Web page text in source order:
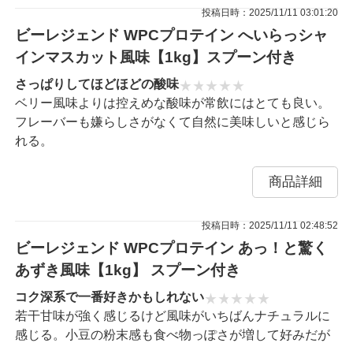
投稿日時：2025/11/11 03:01:20
ビーレジェンド WPCプロテイン へいらっシャ
インマスカット風味【1kg】スプーン付き
さっぱりしてほどほどの酸味
ベリー風味よりは控えめな酸味が常飲にはとても良い。
フレーバーも嫌らしさがなくて自然に美味しいと感じら
れる。
商品詳細
投稿日時：2025/11/11 02:48:52
ビーレジェンド WPCプロテイン あっ！と驚く
あずき風味【1kg】 スプーン付き
コク深系で一番好きかもしれない
若干甘味が強く感じるけど風味がいちばんナチュラルに
感じる。小豆の粉末感も食べ物っぽさが増して好みだが